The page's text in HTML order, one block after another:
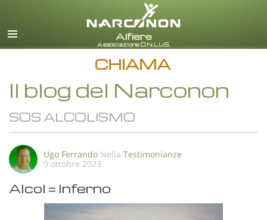
italiano
CHIAMA
Il blog del Narconon
SOS ALCOLISMO
Ugo Ferrando Nella Testimonianze
9 ottobre 2023
Alcol = Inferno